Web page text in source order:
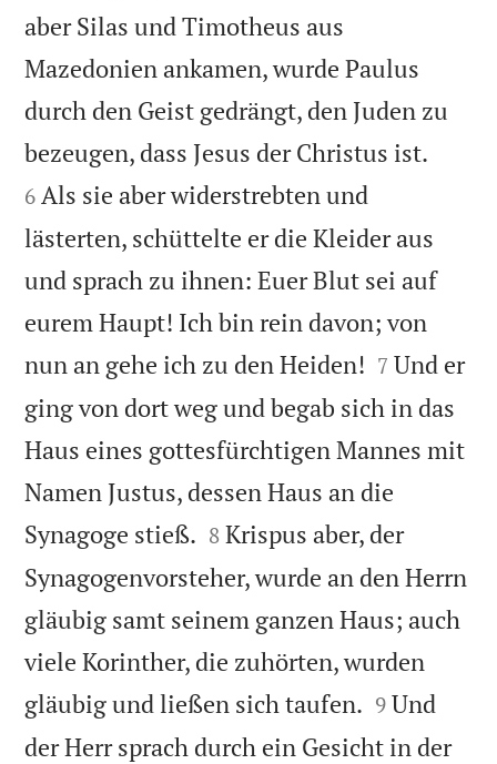
aber Silas und Timotheus aus
Mazedonien ankamen, wurde Paulus
durch den Geist gedrängt, den Juden zu
bezeugen, dass Jesus der Christus ist.
6 Als sie aber widerstrebten und
lästerten, schüttelte er die Kleider aus
und sprach zu ihnen: Euer Blut sei auf
eurem Haupt! Ich bin rein davon; von
nun an gehe ich zu den Heiden! 

7 Und er
ging von dort weg und begab sich in das
Haus eines gottesfürchtigen Mannes mit
Namen Justus, dessen Haus an die
Synagoge stieß. 

8 Krispus aber, der
Synagogenvorsteher, wurde an den Herrn
gläubig samt seinem ganzen Haus; auch
viele Korinther, die zuhörten, wurden
gläubig und ließen sich taufen. 

9 Und
der Herr sprach durch ein Gesicht in der